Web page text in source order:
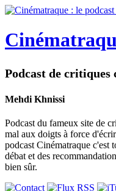
Podcast de critiques
Mehdi Khnissi
Podcast du fameux site de
mal aux doigts à force
podcast Cinématraque c'est
débat et des
bien sûr.